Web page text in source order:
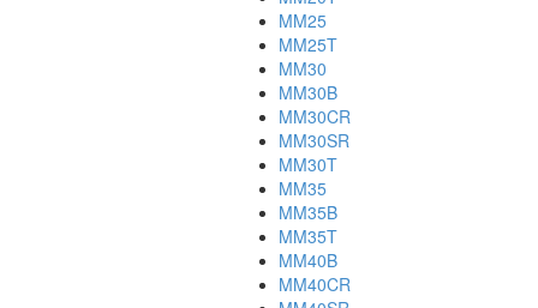
MM25
MM25T
MM30
MM30B
MM30CR
MM30SR
MM30T
MM35
MM35B
MM35T
MM40B
MM40CR